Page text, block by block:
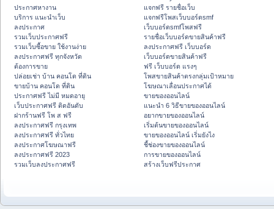
ประกาศหางาน
บริการ แนะนำเว็บ
ลงประกาศ
รวมเว็บประกาศฟรี
รวมเว็บซื้อขาย ใช้งานง่าย
ลงประกาศฟรี ทุกจังหวัด
ต้องการขาย
ปล่อยเช่า บ้าน คอนโด ที่ดิน
ขายบ้าน คอนโด ที่ดิน
ประกาศฟรี ไม่มี หมดอายุ
เว็บประกาศฟรี ติดอันดับ
ฝากร้านฟรี โพ ส ฟรี
ลงประกาศฟรี กรุงเทพ
ลงประกาศฟรี ทั่วไทย
ลงประกาศโฆษณาฟรี
ลงประกาศฟรี 2023
รวมเว็บลงประกาศฟรี
แจกฟรี รายชื่อเว็บ
แจกฟรีโพสเว็บบอร์ดsmf
เว็บบอร์ดsmfโพสฟรี
รายชื่อเว็บบอร์ดขายสินค้าฟรี
ลงประกาศฟรี เว็บบอร์ด
เว็บบอร์ดขายสินค้าฟรี
ฟรี เว็บบอร์ด แรงๆ
โพสขายสินค้าตรงกลุ่มเป้าหมาย
โฆษณาเลื่อนประกาศได้
ขายของออนไลน์
แนะนำ 6 วิธีขายของออนไลน์
อยากขายของออนไลน์
เริ่มต้นขายของออนไลน์
ขายของออนไลน์ เริ่มยังไง
ชี้ช่องขายของออนไลน์
การขายของออนไลน์
สร้างเว็บฟรีประกาศ